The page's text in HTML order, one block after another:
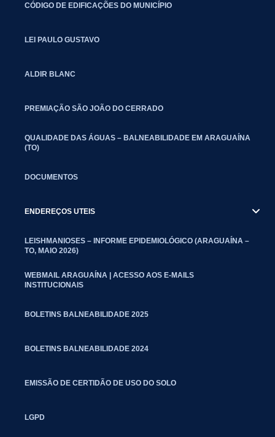
CÓDIGO DE EDIFICAÇÕES DO MUNICÍPIO
LEI PAULO GUSTAVO
ALDIR BLANC
PREMIAÇÃO SÃO JOÃO DO CERRADO
QUALIDADE DAS ÁGUAS – BALNEABILIDADE EM ARAGUAÍNA
(TO)
DOCUMENTOS
ENDEREÇOS UTEIS
LEISHMANIOSES – INFORME EPIDEMIOLÓGICO (ARAGUAÍNA –
TO, MAIO 2026)
WEBMAIL ARAGUAÍNA | ACESSO AOS E-MAILS
INSTITUCIONAIS
BOLETINS BALNEABILIDADE 2025
BOLETINS BALNEABILIDADE 2024
EMISSÃO DE CERTIDÃO DE USO DO SOLO
LGPD